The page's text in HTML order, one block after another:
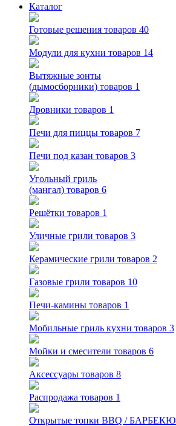
Каталог
Готовые решения товаров 40
Модули для кухни товаров 14
Вытяжные зонты
(дымосборники) товаров 1
Дровники товаров 1
Печи для пиццы товаров 7
Печи под казан товаров 3
Угольный гриль
(мангал) товаров 6
Решётки товаров 1
Уличные грили товаров 3
Керамические грили товаров 2
Газовые грили товаров 10
Печи-камины товаров 1
Мобильные гриль кухни товаров 3
Мойки и смесители товаров 6
Аксессуары товаров 8
Распродажа товаров 1
Открытые топки BBQ / БАРБЕКЮ